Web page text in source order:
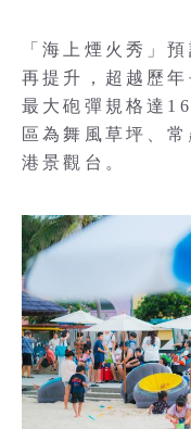
「海上煙火秀」
再提升，超越歷
最大砲彈規格達
區為舞風草坪、
港景觀台。